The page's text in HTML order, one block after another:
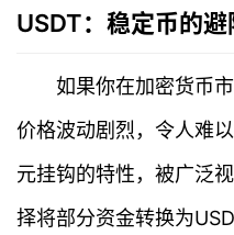
USDT：稳定币的
如果你在加密货币
价格波动剧烈，令人难
元挂钩的特性，被广泛
择将部分资金转换为